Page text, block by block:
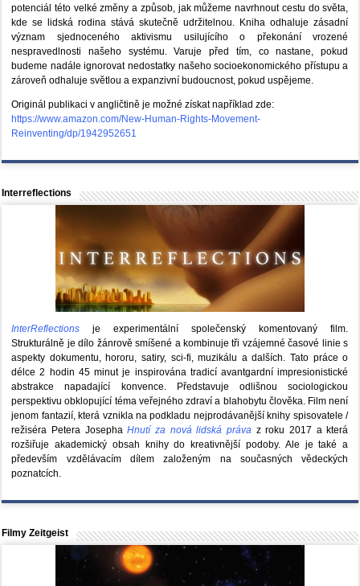
potenciál této velké změny a způsob, jak můžeme navrhnout cestu do světa,
kde se lidská rodina stává skutečně udržitelnou. Kniha odhaluje zásadní
význam sjednoceného aktivismu usilujícího o překonání vrozené
nespravedlnosti našeho systému. Varuje před tím, co nastane, pokud
budeme nadále ignorovat nedostatky našeho socioekonomického přístupu a
zároveň odhaluje světlou a expanzivní budoucnost, pokud uspějeme.
Originál publikaci v angličtině je možné získat například zde:
https://www.amazon.com/New-Human-Rights-Movement-
Reinventing/dp/1942952651
Interreflections
InterReflections je experimentální společenský komentovaný film.
Strukturálně je dílo žánrově smíšené a kombinuje tři vzájemné časové linie s
aspekty dokumentu, hororu, satiry, sci-fi, muzikálu a dalších. Tato práce o
délce 2 hodin 45 minut je inspirována tradicí avantgardní impresionistické
abstrakce napadající konvence. Představuje odlišnou sociologickou
perspektivu obklopující téma veřejného zdraví a blahobytu člověka. Film není
jenom fantazií, která vznikla na podkladu nejprodávanější knihy spisovatele /
režiséra Petera JosephaHnutí za nová lidská právaz roku 2017 a která
rozšiřuje akademický obsah knihy do kreativnější podoby. Ale je také a
především vzdělávacím dílem založeným na současných vědeckých
poznatcích.
Filmy Zeitgeist